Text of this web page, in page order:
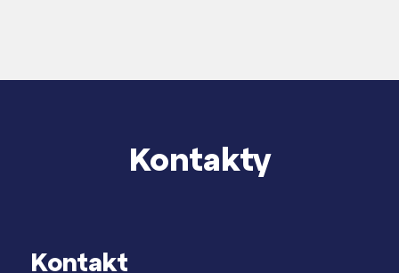
Kontakty
Kontakt